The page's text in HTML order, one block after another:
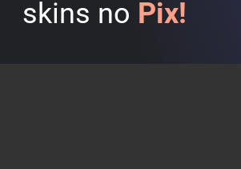
skins no Pix!